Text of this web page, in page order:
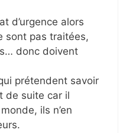
d’urgence alors
sont pas traitées,
donc doivent
prétendent savoir
de suite car il
ils n’en